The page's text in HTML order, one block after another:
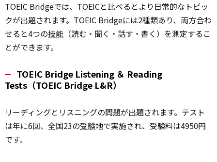
TOEIC Bridgeでは、TOEICと比べるとより日常的なトピッ
クが出題されます。TOEIC Bridgeには2種類あり、両方合わ
せると4つの技能 （読む・聞く・話す・書く）を測定するこ
とができます。
TOEIC Bridge Listening ＆ Reading
Tests（TOEIC Bridge L&R）
リーディングとリスニングの問題が出題されます。テスト
は年に6回、全国23の受験地で実施され、受験料は4950円
です。